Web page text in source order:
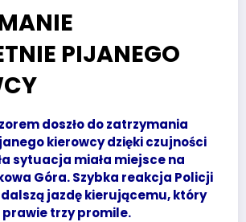
PIJANEGO
doszło do zatrzymania
kierowcy dzięki czujności
sytuacja miała miejsce na
Góra. Szybka reakcja Policji
dalszą jazdę kierującemu, który
prawie trzy promile.